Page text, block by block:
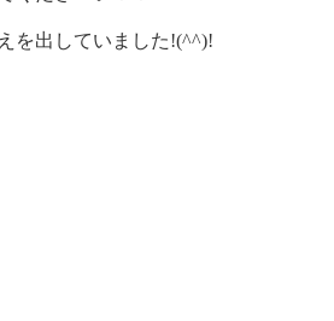
を出していました!(^^)!